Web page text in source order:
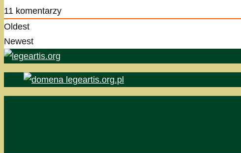
11 komentarzy
Oldest
Newest